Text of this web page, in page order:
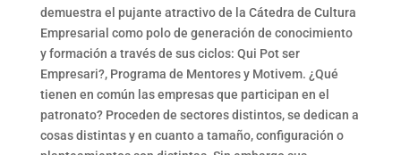
demuestra el pujante atractivo de la Cátedra de Cultura
Empresarial como polo de generación de conocimiento
y formación a través de sus ciclos: Qui Pot ser
Empresari?, Programa de Mentores y Motivem. ¿Qué
tienen en común las empresas que participan en el
patronato? Proceden de sectores distintos, se dedican a
cosas distintas y en cuanto a tamaño, configuración o